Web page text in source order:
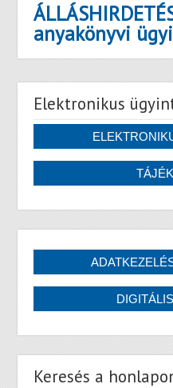
anyakönyvi
Elektronikus
Keresés a